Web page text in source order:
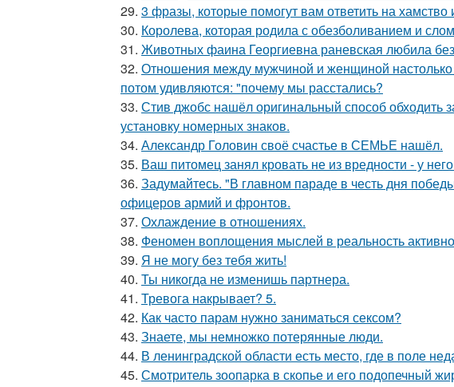
29. 3 фразы, которые помогут вам ответить на хамство
30. Королева, которая родила с обезболиванием и
31. Животных фаина Георгиевна раневская любила
32. Отношения между мужчиной и женщиной
потом удивляются: "почему мы расстались?
33. Стив джобс нашёл оригинальный способ обходить
установку номерных знаков.
34. Александр Головин своё счастье в СЕМЬЕ нашёл.
35. Ваш питомец занял кровать не из вредности - у
36. Задумайтесь. "В главном параде в честь дня
офицеров армий и фронтов.
37. Охлаждение в отношениях.
38. Феномен воплощения мыслей в реальность
39. Я не могу без тебя жить!
40. Ты никогда не изменишь партнера.
41. Тревога накрывает? 5.
42. Как часто парам нужно заниматься сексом?
43. Знаете, мы немножко потерянные люди.
44. В ленинградской области есть место, где в поле
45. Смотритель зоопарка в скопье и его подопечный